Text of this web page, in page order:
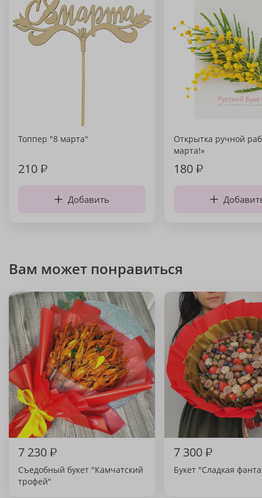
Топпер "8 марта"
210₽
Добавить
Открытка ручной
марта!»
180₽
Вам может понравиться
7 230₽
Съедобный букет "Камчатский
трофей"
7 300₽
Букет "Сладкая